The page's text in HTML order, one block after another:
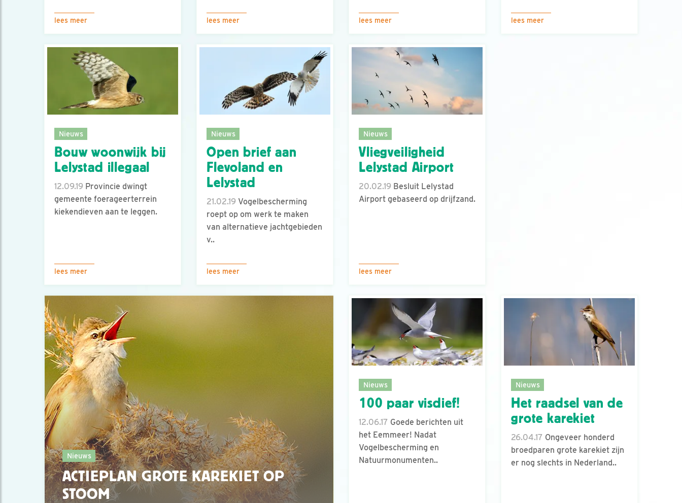
lees meer lees meer lees meer lees meer
Nieuws
Bouw woonwijk bij
Lelystad illegaal
12.09.19 Provincie dwingt
gemeente foerageerterrein
kiekendieven aan te leggen.
lees meer
Nieuws
Open brief aan
Flevoland en
Lelystad
21.02.19 Vogelbescherming
roept op om werk te maken
van alternatieve jachtgebieden
v..
lees meer
Nieuws
Vliegveiligheid
Lelystad Airport
20.02.19 Besluit Lelystad
Airport gebaseerd op drijfzand.
lees meer
Nieuws
ACTIEPLAN GROTE KAREKIET OP
STOOM
Nieuws
100 paar visdief!
12.06.17 Goede berichten uit
het Eemmeer! Nadat
Vogelbescherming en
Natuurmonumenten..
Nieuws
Het raadsel van de
grote karekiet
26.04.17 Ongeveer honderd
broedparen grote karekiet zijn
er nog slechts in Nederland..